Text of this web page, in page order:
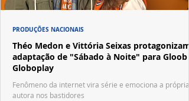
Théo Medon e Vittória Seixas protagonizam
adaptação de "Sábado à Noite" para Gloob e
Globoplay
Fenômeno da internet vira série e emociona a própria
autora nos bastidores
PRODUÇÕES NACIONAIS